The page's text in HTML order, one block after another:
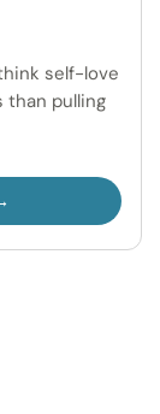
self-love
than pulling